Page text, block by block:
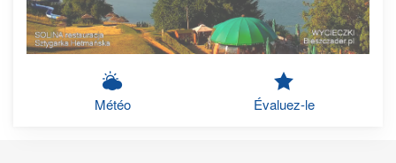
Météo Évaluez-le